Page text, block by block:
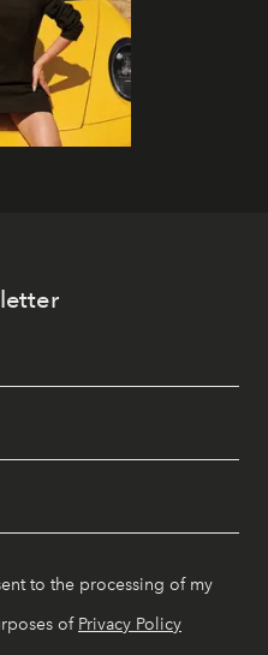
to the processing of my
of Privacy Policy